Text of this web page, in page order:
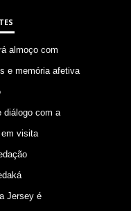
almoço com
e memória afetiva
diálogo com a
visita
Jersey é